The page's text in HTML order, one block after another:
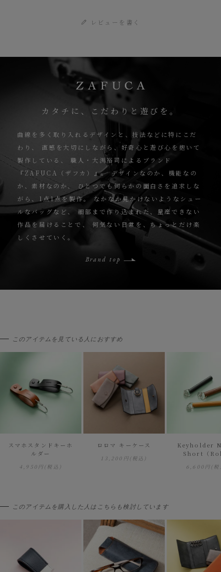
レビューを書く
カタチに、こだわりと遊びを。
曲線を多く取り入れるデザインと、技法などに特にこだ
わり、
直感を大切にしながら、好奇心と遊び心を抱いて
製作している、
職人・大渕裕司によるブランド
『ZAFUCA（ザフカ）』。デザインなのか、機能なの
か、素材なのか、
ひとつでも何らかの面白さを追求しな
がら、1点1点を製作。
なかなか見かけないようなシュー
ルなバッグなど、
細部まで作り込まれた、量産できない
作品を届けることで、
何気ない日常を、ちょっとだけ楽
しくさせていく。
Brand top
このアイテムを見ている人におすすめ
スマホスタンドキーホ
ルダー
4,950円(税込)
ロロマ キーケース
13,200円(税込)
Keyholder
Short（
6,600円(
このアイテムを購入した人はこちらも検討しています